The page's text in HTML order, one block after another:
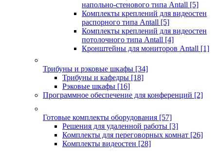
напольно-стенового типа Antall [5]
Комплекты креплений для видеостен
распорного типа Antall [5]
Комплекты креплений для видеостен
потолочного типа Antall [4]
Кронштейны для мониторов Antall [1]
Трибуны и рэковые шкафы [34]
Трибуны и кафедры [18]
Рэковые шкафы [16]
Программное обеспечение для конференций [2]
Готовые комплекты оборудования [57]
Решения для удаленной работы [3]
Комплекты для переговорных комнат [26]
Комплекты видеостен [28]